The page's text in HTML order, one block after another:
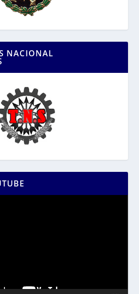
NACIONAL